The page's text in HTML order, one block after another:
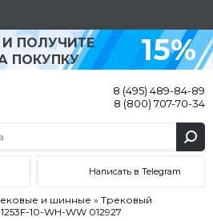
И ПОЛУЧИТЕ
ПОКУПКУ
15%
8 (495) 489-84-89
8 (800) 707-70-34
Написать в Telegram
и шинные » Трековый
10-WH-WW 012927